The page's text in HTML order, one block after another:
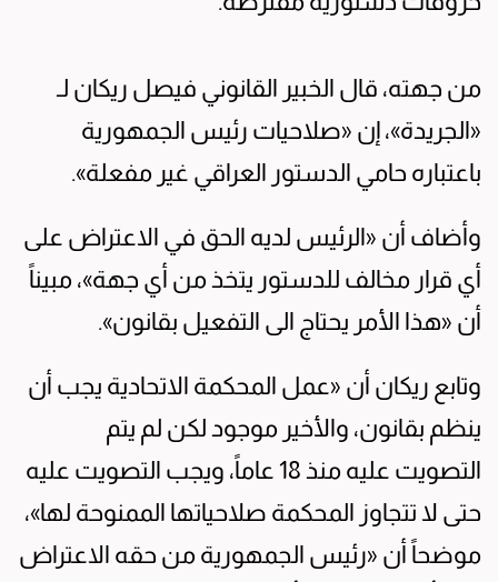
من جهته، قال الخبير القانوني فيصل ريكان لـ
«الجريدة»، إن «صلاحيات رئيس الجمهورية
باعتباره حامي الدستور العراقي غير مفعلة».
وأضاف أن «الرئيس لديه الحق في الاعتراض على
أي قرار مخالف للدستور يتخذ من أي جهة»، مبيناً
أن «هذا الأمر يحتاج الى التفعيل بقانون».
وتابع ريكان أن «عمل المحكمة الاتحادية يجب أن
ينظم بقانون، والأخير موجود لكن لم يتم
التصويت عليه منذ 18 عاماً، ويجب التصويت عليه
حتى لا تتجاوز المحكمة صلاحياتها الممنوحة لها»،
موضحاً أن «رئيس الجمهورية من حقه الاعتراض